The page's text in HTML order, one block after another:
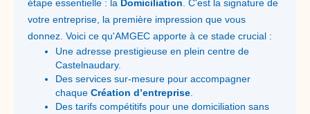
étape essentielle : la Domiciliation . C'est la signature de
votre entreprise, la première impression que vous
donnez. Voici ce qu'AMGEC apporte à ce stade crucial :
Une adresse prestigieuse en plein centre de
Castelnaudary.
Des services sur-mesure pour accompagner
chaque Création d’entreprise
Des tarifs compétitifs pour une domiciliation sans